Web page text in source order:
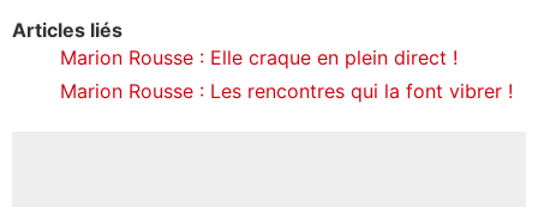
Articles liés
Marion Rousse : Elle craque en plein direct !
Marion Rousse : Les rencontres qui la font vibrer !